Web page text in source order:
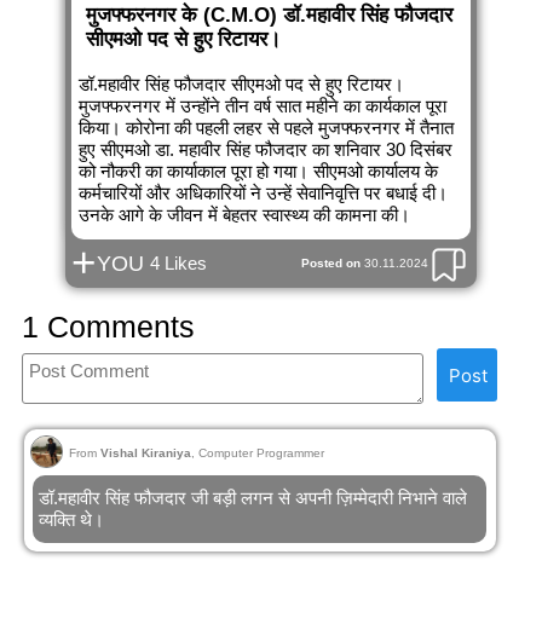
मुजफ्फरनगर के (C.M.O) डॉ.महावीर सिंह फौजदार
सीएमओ पद से हुए रिटायर।
डॉ.महावीर सिंह फौजदार सीएमओ पद से हुए रिटायर।
मुजफ्फरनगर में उन्होंने तीन वर्ष सात महीने का कार्यकाल पूरा
किया। कोरोना की पहली लहर से पहले मुजफ्फरनगर में तैनात
हुए सीएमओ डा. महावीर सिंह फौजदार का शनिवार 30 दिसंबर
को नौकरी का कार्याकाल पूरा हो गया। सीएमओ कार्यालय के
कर्मचारियों और अधिकारियों ने उन्हें सेवानिवृत्ति पर बधाई दी।
उनके आगे के जीवन में बेहतर स्वास्थ्य की कामना की।
+YOU 4 Likes Posted on 30.11.2024
1 Comments
Post
From Vishal Kiraniya , Computer Programmer
डॉ.महावीर सिंह फौजदार जी बड़ी लगन से अपनी ज़िम्मेदारी निभाने वाले
व्यक्ति थे।